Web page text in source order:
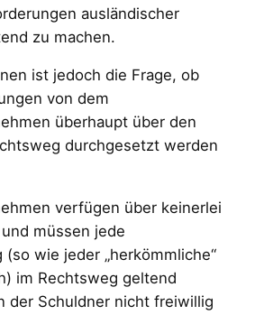
ausländischer
zu machen.
ist jedoch die Frage, ob
von dem
überhaupt über den
durchgesetzt werden
verfügen über keinerlei
müssen jede
(so wie jeder „herkömmliche“
im Rechtsweg geltend
der Schuldner nicht freiwillig